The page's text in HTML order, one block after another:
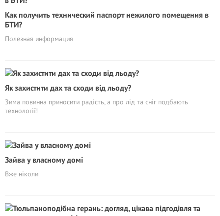
Как получить технический паспорт нежилого помещения в
БТИ?
Полезная информация
Як захистити дах та сходи від льоду?
Зима повинна приносити радість, а про лід та сніг подбають
технології!
Зайва у власному домі
Вже ніколи